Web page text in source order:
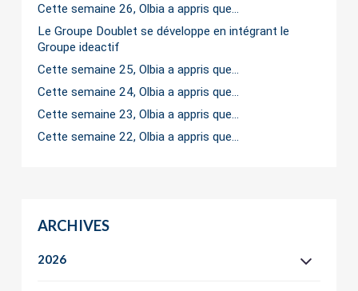
Cette semaine 26, Olbia a appris que…
Le Groupe Doublet se développe en intégrant le
Groupe ideactif
Cette semaine 25, Olbia a appris que…
Cette semaine 24, Olbia a appris que…
Cette semaine 23, Olbia a appris que…
Cette semaine 22, Olbia a appris que…
ARCHIVES
2026